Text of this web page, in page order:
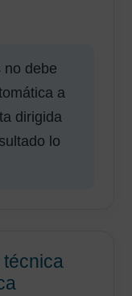
no debe
a
dirigida
lo